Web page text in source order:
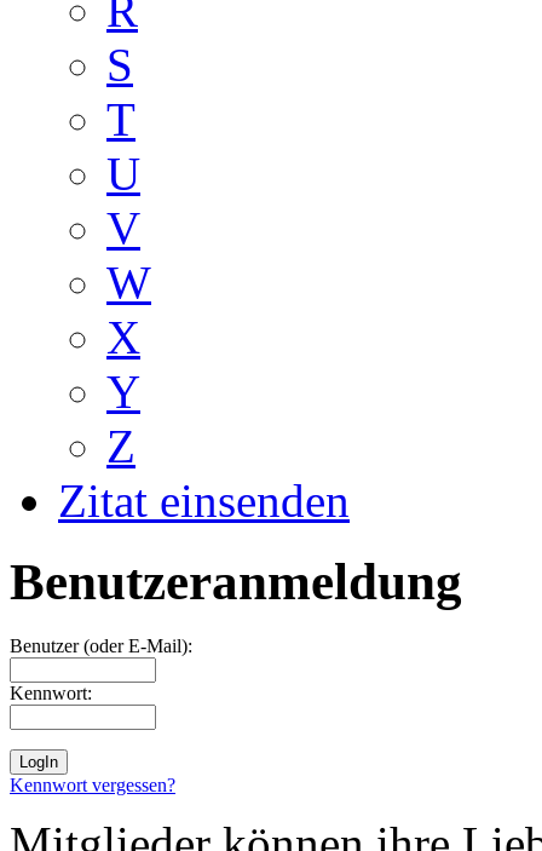
R
S
T
U
V
W
X
Y
Z
Zitat einsenden
Benutzeranmeldung
Benutzer (oder E-Mail):
Kennwort:
Kennwort vergessen?